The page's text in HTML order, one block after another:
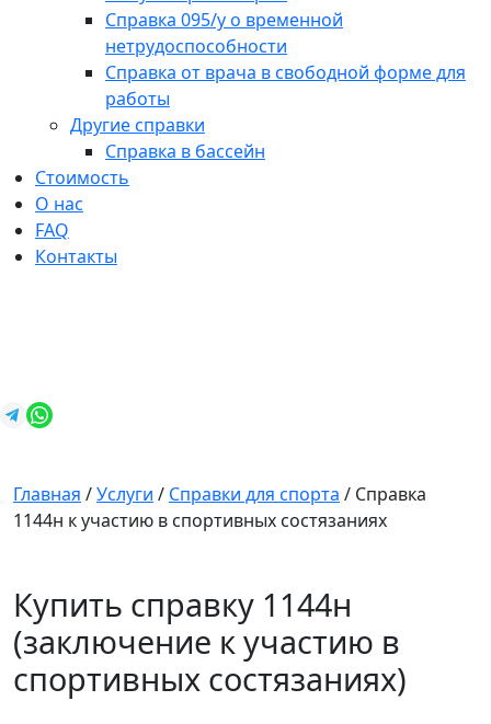
Справка 095/у о временной
нетрудоспособности
Справка от врача в свободной форме для
работы
Другие справки
Справка в бассейн
Стоимость
О нас
FAQ
Контакты
Главная /Услуги / Справки для спорта / Справка
1144н к участию в спортивных состязаниях
Купить справку 1144н
(заключение к участию в
спортивных состязаниях)